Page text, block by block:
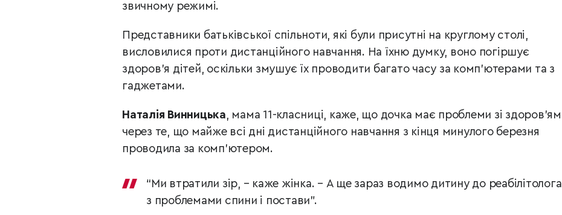
звичному режимі.
Представники батьківської спільноти, які були присутні на круглому столі,
висловилися проти дистанційного навчання. На їхню думку, воно погіршує
здоров’я дітей, оскільки змушує їх проводити багато часу за комп’ютерами та з
гаджетами.
Наталія Винницька, мама 11-класниці, каже, що дочка має проблеми зі здоров’ям
через те, що майже всі дні дистанційного навчання з кінця минулого березня
проводила за комп’ютером.
“Ми втратили зір, – каже жінка. – А ще зараз водимо дитину до реабілітолога
з проблемами спини і постави”.